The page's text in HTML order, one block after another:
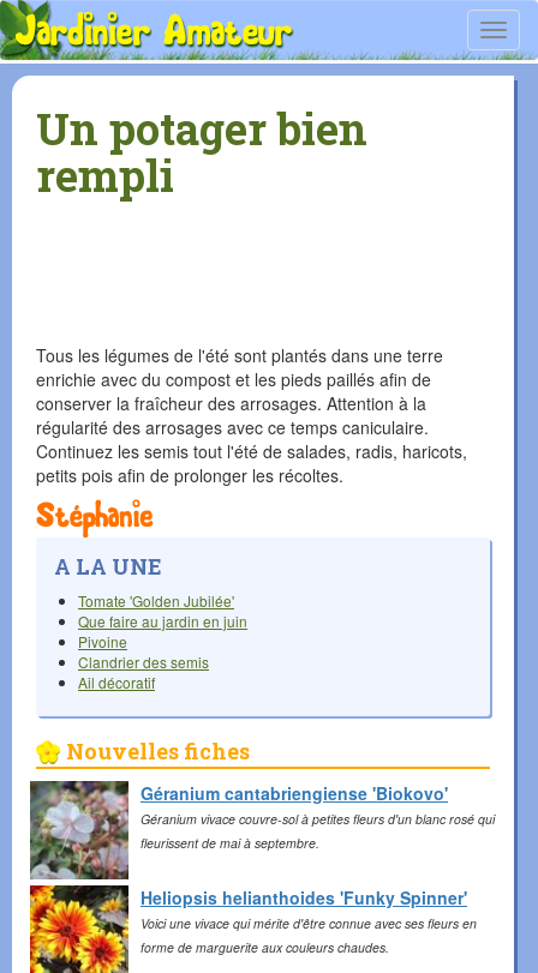
Un potager bien
rempli
Tous les légumes de l'été sont plantés dans une terre
enrichie avec du compost et les pieds paillés afin de
conserver la fraîcheur des arrosages. Attention à la
régularité des arrosages avec ce temps caniculaire.
Continuez les semis tout l'été de salades, radis, haricots,
petits pois afin de prolonger les récoltes.
A LA UNE
Tomate 'Golden Jubilée'
Que faire au jardin en juin
Pivoine
Clandrier des semis
Ail décoratif
Nouvelles fiches
Géranium cantabriengiense 'Biokovo'
Géranium vivace couvre-sol à petites fleurs d'un blanc rosé qui
fleurissent de mai à septembre.
Heliopsis helianthoides 'Funky Spinner'
Voici une vivace qui mérite d'être connue avec ses fleurs en
forme de marguerite aux couleurs chaudes.